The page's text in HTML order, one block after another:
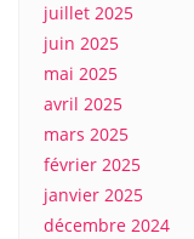
juillet 2025
juin 2025
mai 2025
avril 2025
mars 2025
février 2025
janvier 2025
décembre 2024